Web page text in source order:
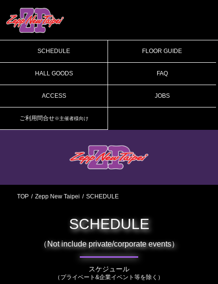
SCHEDULE FLOOR GUIDE
HALL GOODS FAQ
ACCESS JOBS
ご利用問合せ※主催者様向け
TOP Zepp New Taipei SCHEDULE
SCHEDULE
（Not include private/corporate events）
スケジュール
（プライベート&企業イベント等を除く）